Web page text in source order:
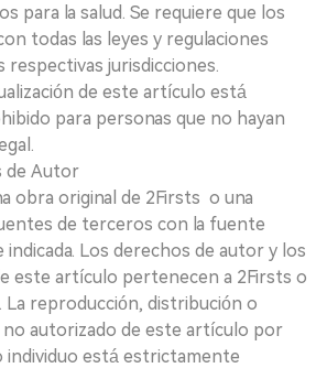
para la salud. Se requiere que los
todas las leyes y regulaciones
jurisdicciones.
de este artículo está
para personas que no hayan
de Autor
obra original de 2Firsts o una
de terceros con la fuente
indicada. Los derechos de autor y los
este artículo pertenecen a 2Firsts o
La reproducción, distribución o
autorizado de este artículo por
individuo está estrictamente